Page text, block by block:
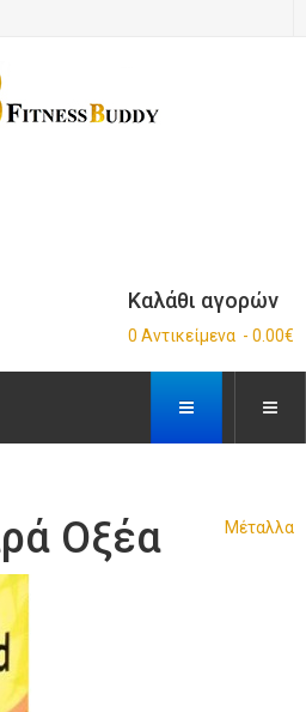
Καλάθι αγορών
0 Αντικείμενα - 0.00€
Μέταλλα
Οξέα